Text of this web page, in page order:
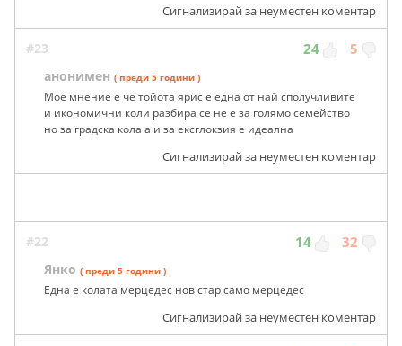
Сигнализирай за неуместен коментар
#23 24 5
анонимен ( преди 5 години )
Мое мнение е че тойота ярис е една от най сполучливите
и икономични коли разбира се не е за голямо семейство
но за градска кола а и за ексглокзия е идеална
Сигнализирай за неуместен коментар
#22 14 32
Янко ( преди 5 години )
Една е колата мерцедес нов стар само мерцедес
Сигнализирай за неуместен коментар